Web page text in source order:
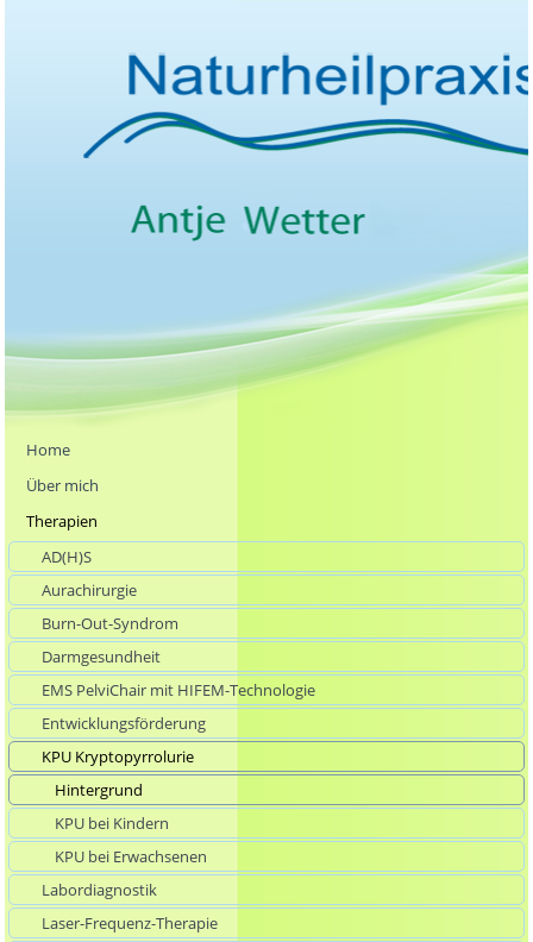
Home
Über mich
Therapien
AD(H)S
Aurachirurgie
Burn-Out-Syndrom
Darmgesundheit
EMS PelviChair mit HIFEM-Technologie
Entwicklungsförderung
KPU Kryptopyrrolurie
Hintergrund
KPU bei Kindern
KPU bei Erwachsenen
Labordiagnostik
Laser-Frequenz-Therapie